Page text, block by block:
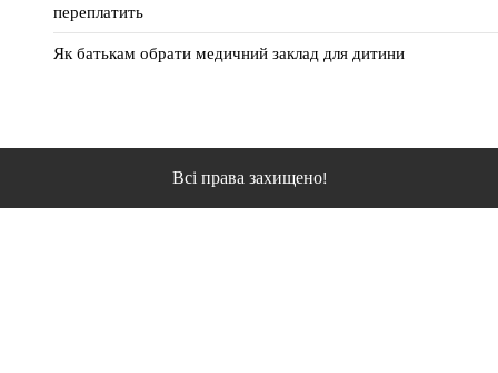
переплатить
Як батькам обрати медичний заклад для дитини
Всі права захищено!